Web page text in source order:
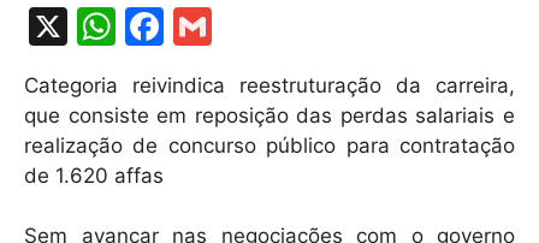
X
W
at
s
A
p
F
a
c
e
o
ai
l
Categoria reivindica reestruturação da carreira,
que consiste em reposição das perdas salariais e
realização de concurso público para contratação
de 1.620 affas
Sem avançar nas negociações com o governo